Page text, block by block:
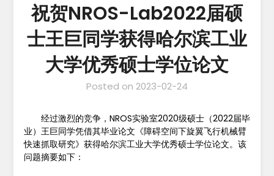
祝贺NROS-Lab2022届硕
士王巨同学获得哈尔滨工业
大学优秀硕士学位论文
Posted on 2023-02-24
经过激烈的竞争，NROS实验室2020级硕士（2022届毕
业）王巨同学凭借其毕业论文《障碍空间下旋翼飞行机械臂
快速抓取研究》获得哈尔滨工业大学优秀硕士学位论文。该
问题摘要如下：